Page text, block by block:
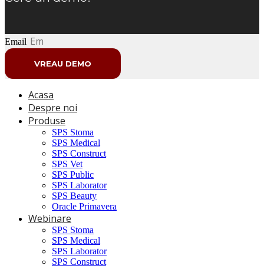
Email
VREAU DEMO
Acasa
Despre noi
Produse
SPS Stoma
SPS Medical
SPS Construct
SPS Vet
SPS Public
SPS Laborator
SPS Beauty
Oracle Primavera
Webinare
SPS Stoma
SPS Medical
SPS Laborator
SPS Construct